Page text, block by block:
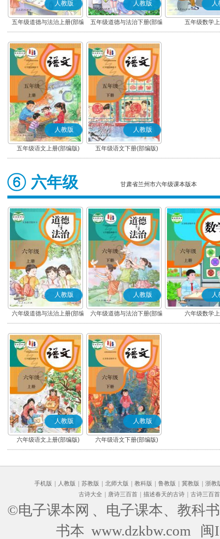
人教版
五年级道德与法治上册(部编
版)
人教版
五年级道德与法治下册(部编
版)
人
五年级数学
人教版
五年级语文上册(部编版)
人教版
五年级语文下册(部编版)
六年级 甘肃省兰州市六年级课本版本
人教版
六年级道德与法治上册(部编
版)
人教版
六年级道德与法治下册(部编
版)
人
六年级数学
人教版
六年级语文上册(部编版)
人教版
六年级语文下册(部编版)
手机版 人教版 苏教版 北师大版 教科版 鲁教版 冀教版
浙教
古诗大全
唐诗三百首 描述春天的古诗 古诗三百首
©电子课本网 、电子课本、教科
书本 www.dzkbw.com
闽